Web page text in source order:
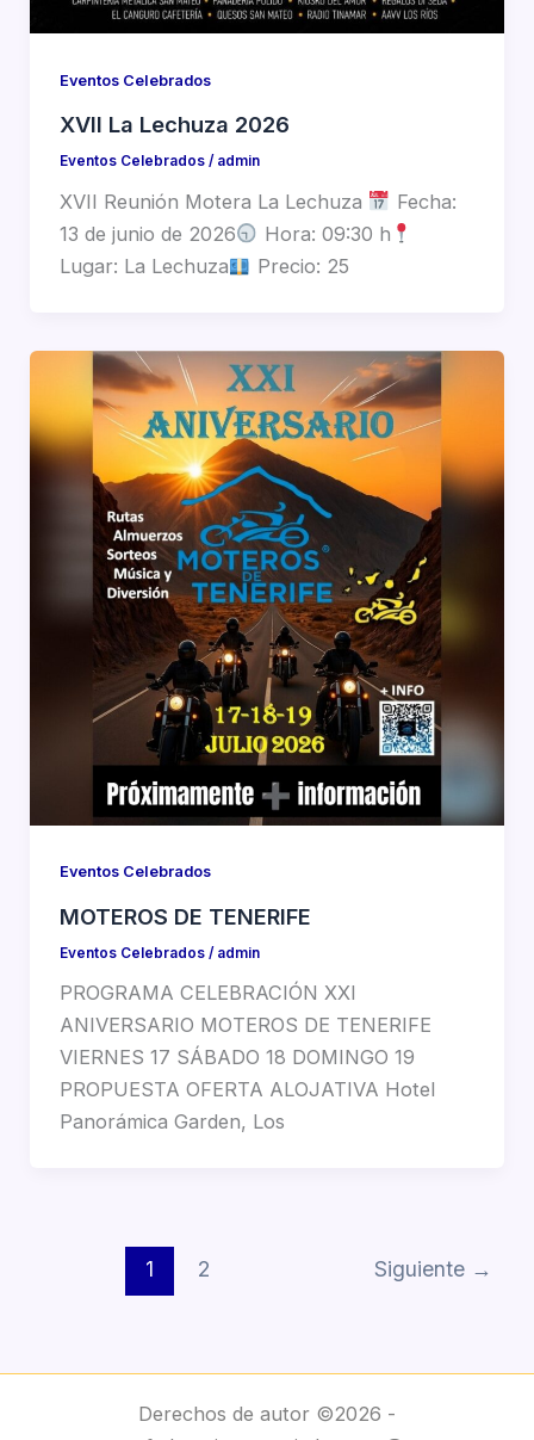
Eventos Celebrados
XVII La Lechuza 2026
Eventos Celebrados/ admin
XVII Reunión Motera La Lechuza
Fecha:
13 de junio de 2026
Hora: 09:30 h
Lugar: La Lechuza
Precio: 25
Eventos Celebrados
MOTEROS DE TENERIFE
Eventos Celebrados/ admin
PROGRAMA CELEBRACIÓN XXI
ANIVERSARIO MOTEROS DE TENERIFE
VIERNES 17 SÁBADO 18 DOMINGO 19
PROPUESTA OFERTA ALOJATIVA Hotel
Panorámica Garden, Los
1 2 Siguiente →
Derechos de autor ©2026 -